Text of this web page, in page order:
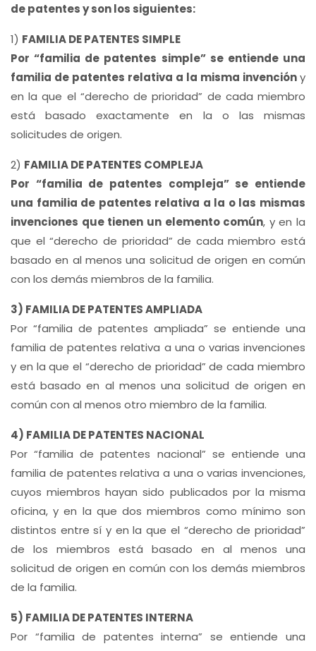
de patentes y son los siguientes:
1) FAMILIA DE PATENTES SIMPLE
Por “familia de patentes simple” se entiende una
familia de patentes relativa a la misma invencióny
en la que el “derecho de prioridad” de cada miembro
está basado exactamente en la o las mismas
solicitudes de origen.
2) FAMILIA DE PATENTES COMPLEJA
Por “familia de patentes compleja” se entiende
una familia de patentes relativa a la o las mismas
invenciones que tienen un elemento común, y en la
que el “derecho de prioridad” de cada miembro está
basado en al menos una solicitud de origen en común
con los demás miembros de la familia.
3) FAMILIA DE PATENTES AMPLIADA
Por “familia de patentes ampliada” se entiende una
familia de patentes relativa a una o varias invenciones
y en la que el “derecho de prioridad” de cada miembro
está basado en al menos una solicitud de origen en
común con al menos otro miembro de la familia.
4) FAMILIA DE PATENTES NACIONAL
Por “familia de patentes nacional” se entiende una
familia de patentes relativa a una o varias invenciones,
cuyos miembros hayan sido publicados por la misma
oficina, y en la que dos miembros como mínimo son
distintos entre sí y en la que el “derecho de prioridad”
de los miembros está basado en al menos una
solicitud de origen en común con los demás miembros
de la familia.
5) FAMILIA DE PATENTES INTERNA
Por “familia de patentes interna” se entiende una